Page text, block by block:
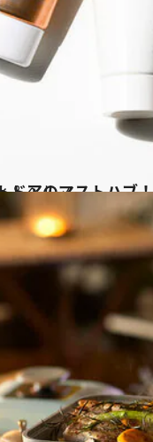
ドアのマストハブ
＆ヘルス